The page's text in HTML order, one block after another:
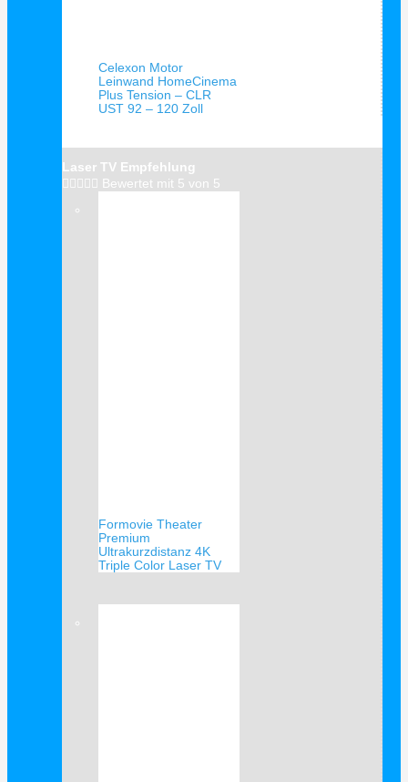
Celexon Motor
Leinwand HomeCinema
Plus Tension – CLR
UST 92 – 120 Zoll
Laser TV Empfehlung
     Bewertet mit 5 von 5
Formovie Theater
Premium
Ultrakurzdistanz 4K
Triple Color Laser TV